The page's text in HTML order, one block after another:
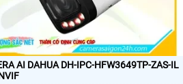
AI DAHUA DH-IPC-HFW3649TP-ZAS-IL